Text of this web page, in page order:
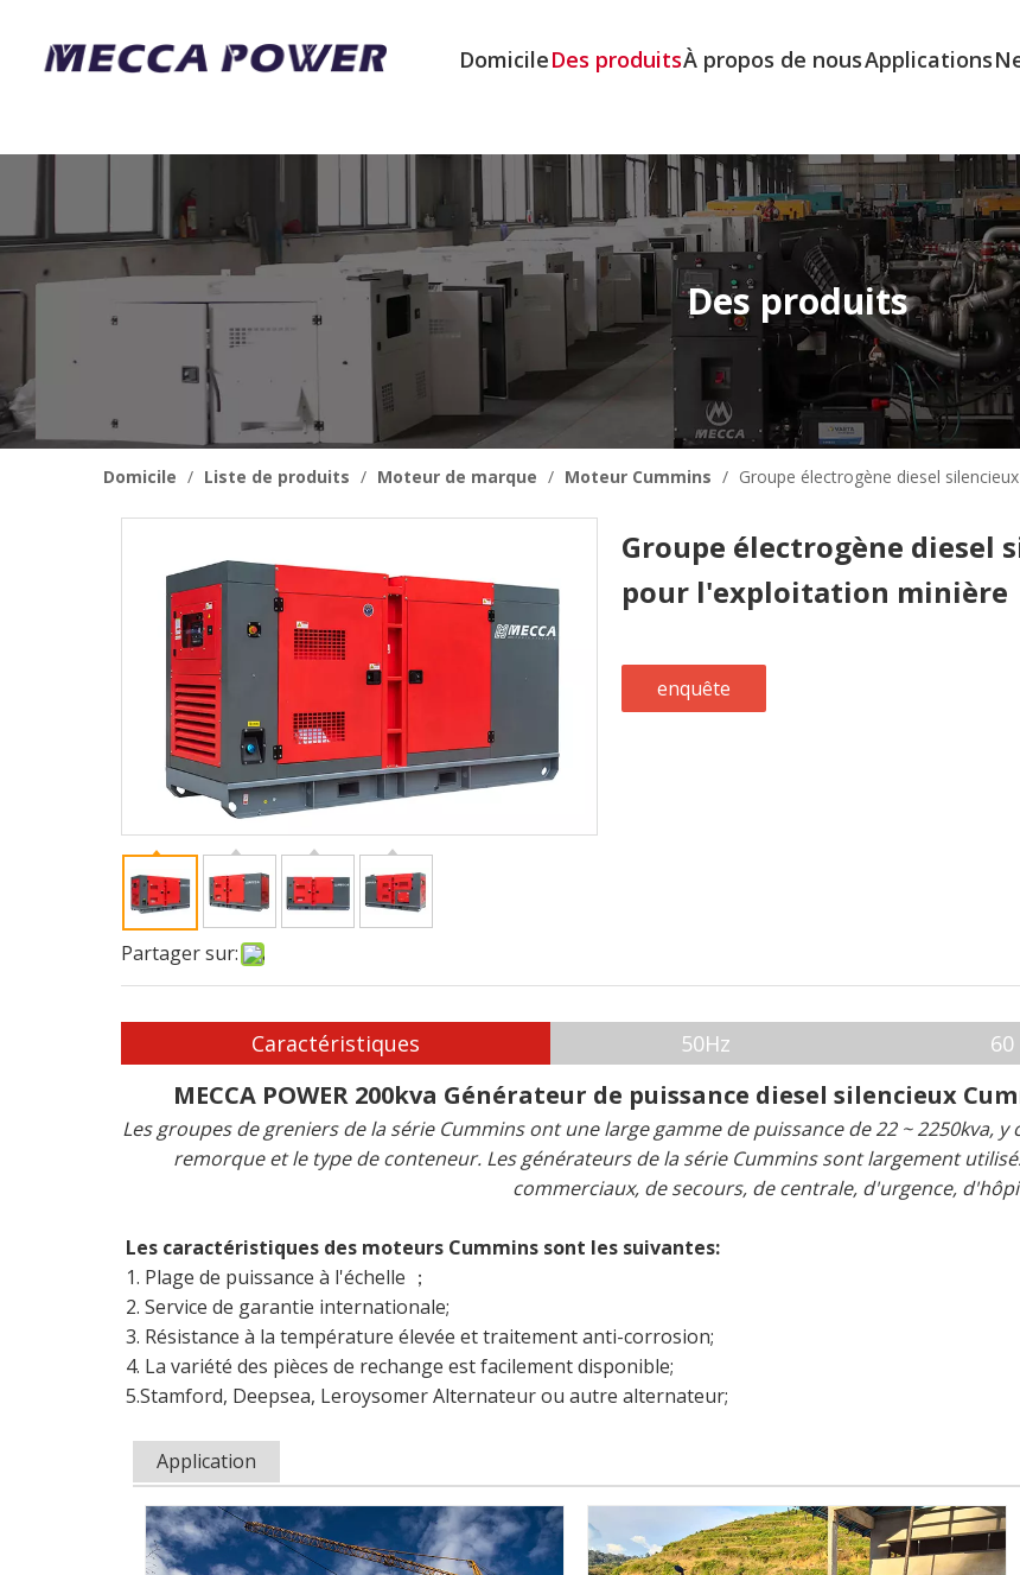
DomicileDes produitsÀ propos de nousApplications
Des produits
Domicile / Liste de produits / Moteur de marque / Moteur Cummins / Groupe électrogène diesel
Partager sur:
Groupe électrogène diesel
pour l'exploitation minière
enquête
Caractéristiques 50Hz 60
MECCA POWER 200kva Générateur de puissance diesel silencieux
Les groupes de greniers de la série Cummins ont une large gamme de puissance de 22 ~ 2250kva,
remorque et le type de conteneur. Les générateurs de la série Cummins sont largement
commerciaux, de secours, de centrale, d'urgence,
Les caractéristiques des moteurs Cummins sont les suivantes:
1. Plage de puissance à l'échelle ；
2. Service de garantie internationale;
3. Résistance à la température élevée et traitement anti-corrosion;
4. La variété des pièces de rechange est facilement disponible;
5.Stamford, Deepsea, Leroysomer Alternateur ou autre alternateur;
Application